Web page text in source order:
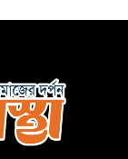
২ দশমিক ৩
শেল